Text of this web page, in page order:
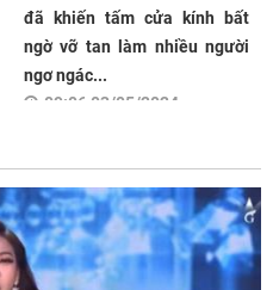
đã khiến tấm cửa kính bất
ngờ vỡ tan làm nhiều người
ngơ ngác...
09:06 03/05/2024